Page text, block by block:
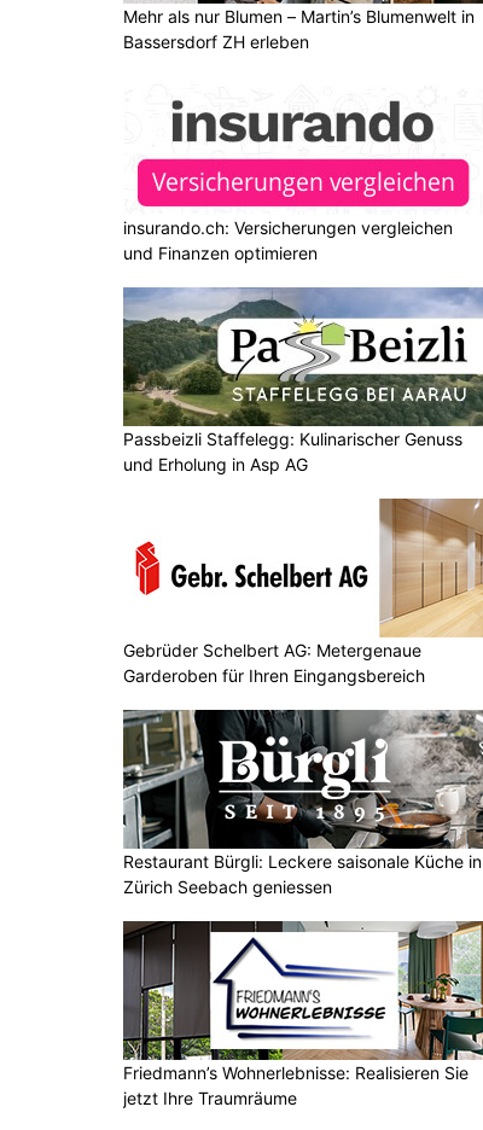
Mehr als nur Blumen – Martin’s Blumenwelt in
Bassersdorf ZH erleben
insurando.ch: Versicherungen vergleichen
und Finanzen optimieren
Passbeizli Staffelegg: Kulinarischer Genuss
und Erholung in Asp AG
Gebrüder Schelbert AG: Metergenaue
Garderoben für Ihren Eingangsbereich
Restaurant Bürgli: Leckere saisonale Küche in
Zürich Seebach geniessen
Friedmann’s Wohnerlebnisse: Realisieren Sie
jetzt Ihre Traumräume